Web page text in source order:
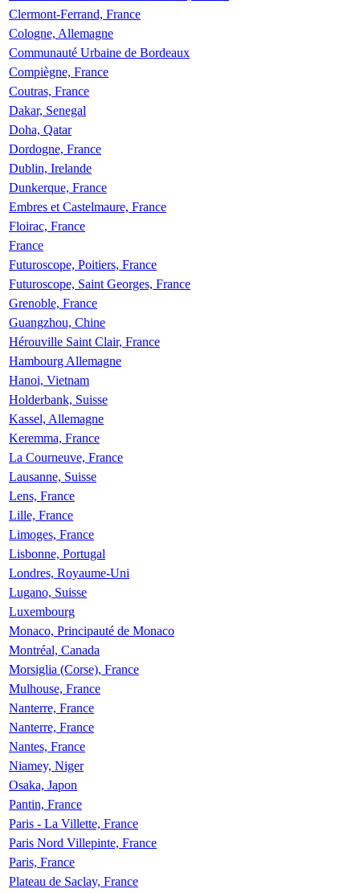
Clermont-Ferrand, France
Cologne, Allemagne
Communauté Urbaine de Bordeaux
Compiègne, France
Coutras, France
Dakar, Senegal
Doha, Qatar
Dordogne, France
Dublin, Irelande
Dunkerque, France
Embres et Castelmaure, France
Floirac, France
France
Futuroscope, Poitiers, France
Futuroscope, Saint Georges, France
Grenoble, France
Guangzhou, Chine
Hérouville Saint Clair, France
Hambourg Allemagne
Hanoi, Vietnam
Holderbank, Suisse
Kassel, Allemagne
Keremma, France
La Courneuve, France
Lausanne, Suisse
Lens, France
Lille, France
Limoges, France
Lisbonne, Portugal
Londres, Royaume-Uni
Lugano, Suisse
Luxembourg
Monaco, Principauté de Monaco
Montréal, Canada
Morsiglia (Corse), France
Mulhouse, France
Nanterre, France
Nanterre, France
Nantes, France
Niamey, Niger
Osaka, Japon
Pantin, France
Paris - La Villette, France
Paris Nord Villepinte, France
Paris, France
Plateau de Saclay, France